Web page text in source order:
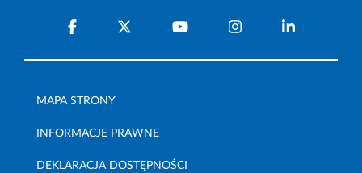
MAPA STRONY
INFORMACJE PRAWNE
DEKLARACJA DOSTĘPNOŚCI